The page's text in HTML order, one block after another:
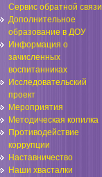
Сервис обратной связи
Дополнительное
образование в ДОУ
Информация о
зачисленных
воспитанниках
Исследовательский
проект
Мероприятия
Методическая копилка
Противодействие
коррупции
Наставничество
Наши хвасталки